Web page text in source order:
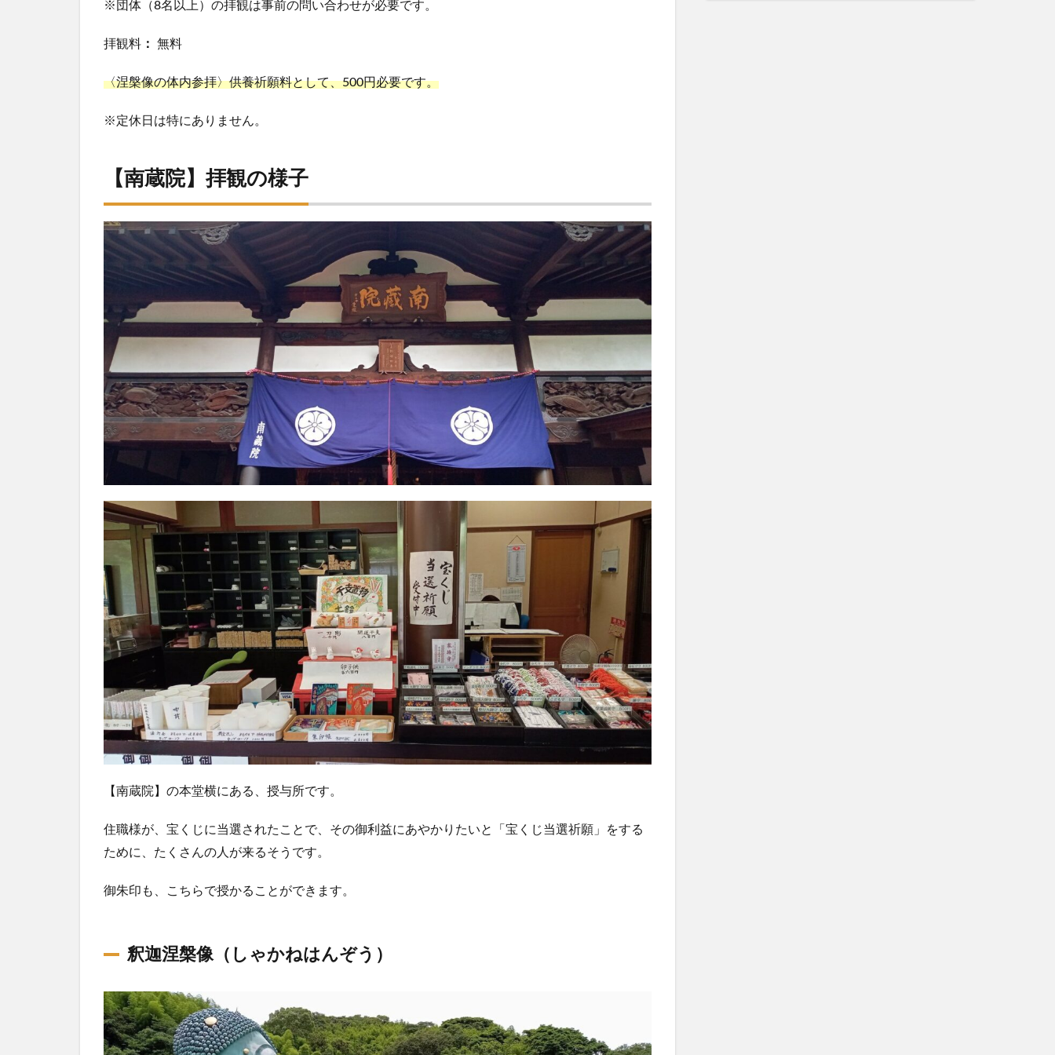
※団体（8名以上）の拝観は事前の問い合わせが必要です。
拝観料 ： 無料
〈涅槃像の体内参拝〉供養祈願料として、500円必要です。
※定休日は特にありません。
【南蔵院】拝観の様子
【南蔵院】の本堂横にある、授与所です。
住職様が、宝くじに当選されたことで、その御利益にあやかりたいと「宝くじ当選祈願」をする
ために、たくさんの人が来るそうです。
御朱印も、こちらで授かることができます。
釈迦涅槃像（しゃかねはんぞう）